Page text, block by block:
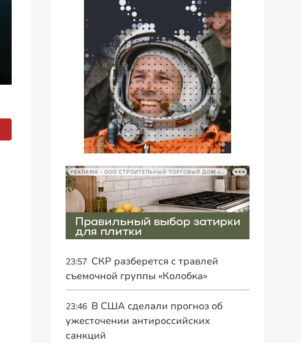
23:57 СКР разберется с травлей
съемочной группы «Колобка»
23:46 В США сделали прогноз об
ужесточении антироссийских
санкций